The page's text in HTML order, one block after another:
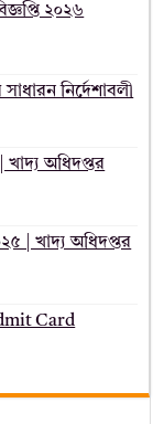
২০২৬
নির্দেশাবলী
খাদ্য অধিদপ্তর
| খাদ্য অধিদপ্তর
Card